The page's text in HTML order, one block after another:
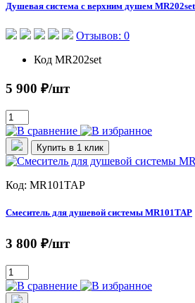
Душевая система с верхним душем
Отзывов: 0
Код MR202set
5 900 ₽/шт
Купить в 1 клик
Код: MR101TAP
Смеситель для душевой системы MR101TAP
3 800 ₽/шт